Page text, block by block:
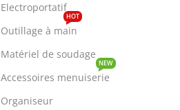
Electroportatif
Outillage à main
HOT
Matériel de soudage
Accessoires menuiserie
NEW
Organiseur